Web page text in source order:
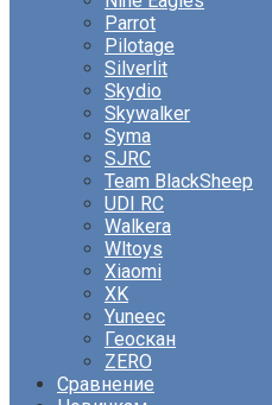
Parrot
Pilotage
Silverlit
Skydio
Skywalker
Syma
SJRC
Team BlackSheep
UDI RC
Walkera
Wltoys
Xiaomi
XK
Yuneec
Геоскан
ZERO
Сравнение